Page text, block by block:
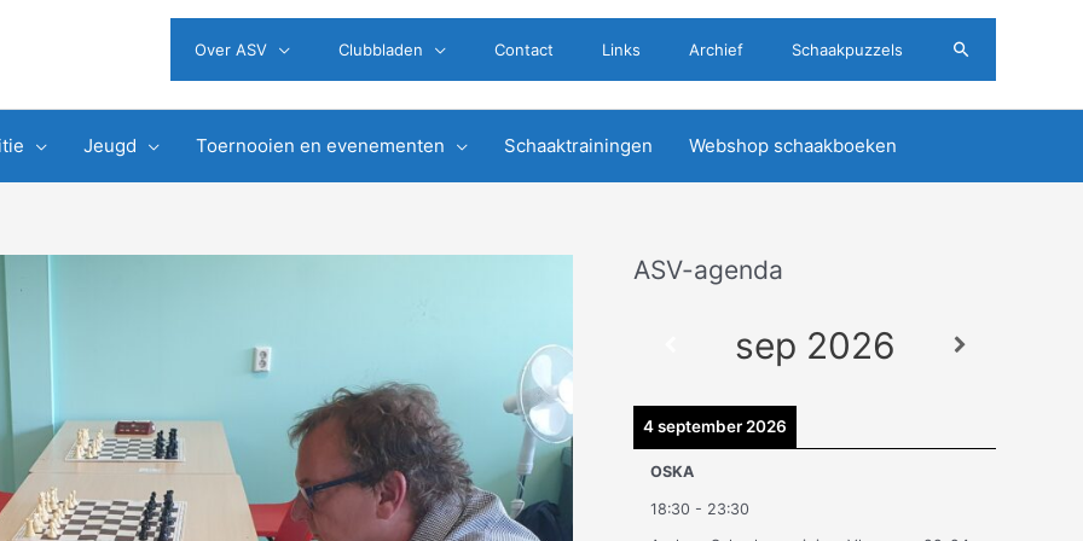
Over ASV Clubbladen Contact Links Archief Schaakpuzzels Zoeken
Jeugd Toernooien en evenementen Schaaktrainingen Webshop schaakboeken
ASV-agenda
sep 2026
4 september 2026
OSKA
18:30 - 23:30
A
e